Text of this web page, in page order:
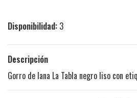
Disponibilidad: 3
Descripción
Gorro de lana La Tabla negro liso con